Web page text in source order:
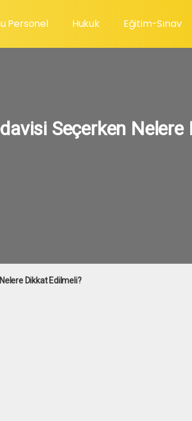
Personel Hukuk Eğitim-Sınav
Seçerken
Dikkat Edilmeli?